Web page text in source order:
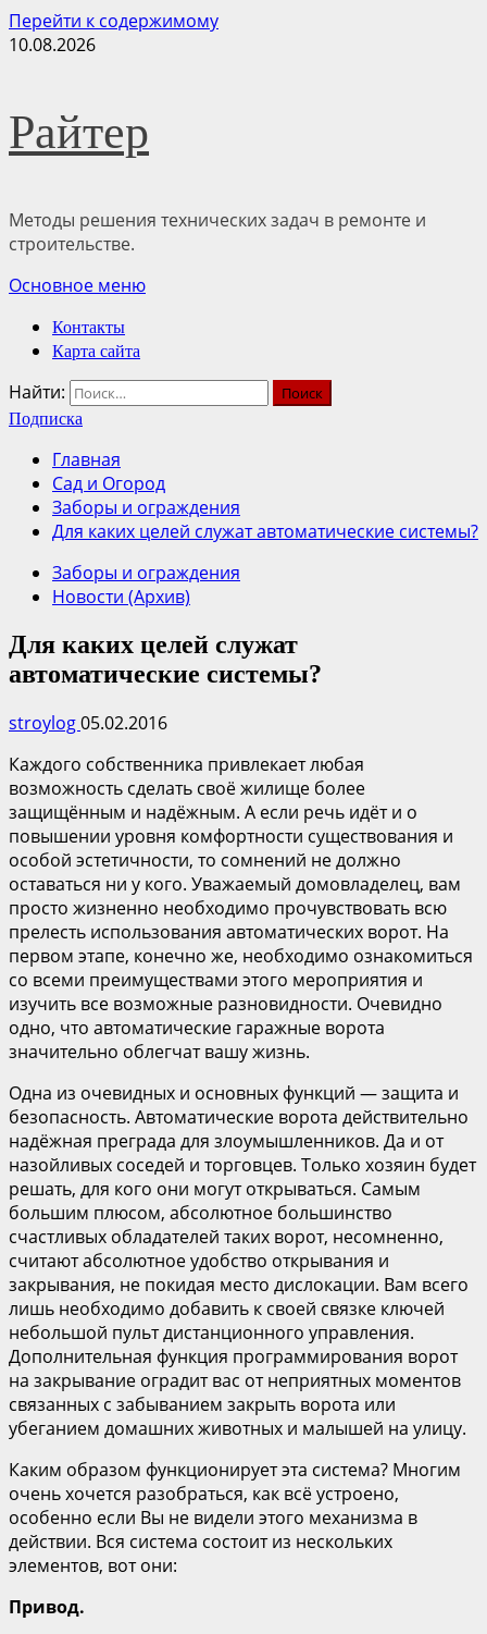
Перейти к содержимому
10.08.2026
Райтер
Методы решения технических задач в ремонте и
строительстве.
Основное меню
Контакты
Карта сайта
Найти:
Подписка
Главная
Сад и Огород
Заборы и ограждения
Для каких целей служат автоматические системы?
Заборы и ограждения
Новости (Архив)
Для каких целей служат
автоматические системы?
stroylog05.02.2016
Каждого собственника привлекает любая
возможность сделать своё жилище более
защищённым и надёжным. А если речь идёт и о
повышении уровня комфортности существования и
особой эстетичности, то сомнений не должно
оставаться ни у кого. Уважаемый домовладелец, вам
просто жизненно необходимо прочувствовать всю
прелесть использования автоматических ворот. На
первом этапе, конечно же, необходимо ознакомиться
со всеми преимуществами этого мероприятия и
изучить все возможные разновидности. Очевидно
одно, что автоматические гаражные ворота
значительно облегчат вашу жизнь.
Одна из очевидных и основных функций — защита и
безопасность. Автоматические ворота действительно
надёжная преграда для злоумышленников. Да и от
назойливых соседей и торговцев. Только хозяин будет
решать, для кого они могут открываться. Самым
большим плюсом, абсолютное большинство
счастливых обладателей таких ворот, несомненно,
считают абсолютное удобство открывания и
закрывания, не покидая место дислокации. Вам всего
лишь необходимо добавить к своей связке ключей
небольшой пульт дистанционного управления.
Дополнительная функция программирования ворот
на закрывание оградит вас от неприятных моментов
связанных с забыванием закрыть ворота или
убеганием домашних животных и малышей на улицу.
Каким образом функционирует эта система? Многим
очень хочется разобраться, как всё устроено,
особенно если Вы не видели этого механизма в
действии. Вся система состоит из нескольких
элементов, вот они:
Привод.